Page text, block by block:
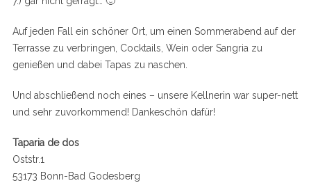
Auf jeden Fall ein schöner Ort, um einen Sommerabend auf der
Terrasse zu verbringen, Cocktails, Wein oder Sangria zu
genießen und dabei Tapas zu naschen.
Und abschließend noch eines – unsere Kellnerin war super-nett
und sehr zuvorkommend! Dankeschön dafür!
Taparia de dos
Oststr.1
53173 Bonn-Bad Godesberg